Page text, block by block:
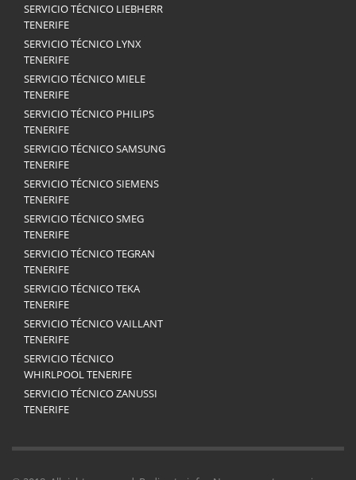
SERVICIO TÉCNICO LIEBHERR
TENERIFE
SERVICIO TÉCNICO LYNX
TENERIFE
SERVICIO TÉCNICO MIELE
TENERIFE
SERVICIO TÉCNICO PHILIPS
TENERIFE
SERVICIO TÉCNICO SAMSUNG
TENERIFE
SERVICIO TÉCNICO SIEMENS
TENERIFE
SERVICIO TÉCNICO SMEG
TENERIFE
SERVICIO TÉCNICO TEGRAN
TENERIFE
SERVICIO TÉCNICO TEKA
TENERIFE
SERVICIO TÉCNICO VAILLANT
TENERIFE
SERVICIO TÉCNICO
WHIRLPOOL TENERIFE
SERVICIO TÉCNICO ZANUSSI
TENERIFE